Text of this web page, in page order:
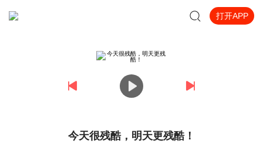
打开APP
今天很残酷，明天更残酷！